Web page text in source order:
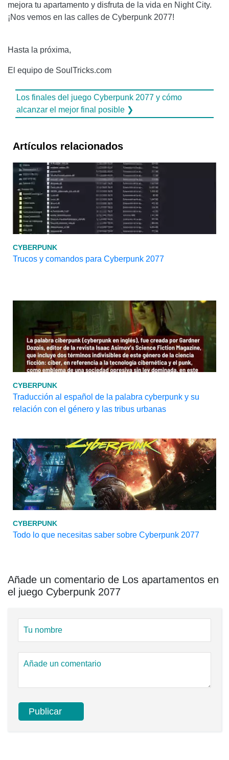
mejora tu apartamento y disfruta de la vida en Night City.
¡Nos vemos en las calles de Cyberpunk 2077!
Hasta la próxima,
El equipo de SoulTricks.com
Los finales del juego Cyberpunk 2077 y cómo
alcanzar el mejor final posible ❯
Artículos relacionados
CYBERPUNK
Trucos y comandos para Cyberpunk 2077
CYBERPUNK
Traducción al español de la palabra cyberpunk y su
relación con el género y las tribus urbanas
CYBERPUNK
Todo lo que necesitas saber sobre Cyberpunk 2077
Añade un comentario de Los apartamentos en
el juego Cyberpunk 2077